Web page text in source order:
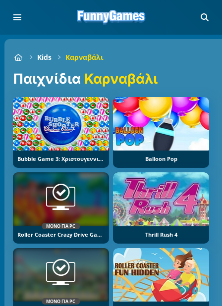
Kids Καρναβάλι
Παιχνίδια Καρναβάλι
Bubble Game 3: Χριστουγεννιάτικη Έκδοση Balloon Pop
ΜΌΝΟ ΓΙΑ PC
Roller Coaster Crazy Drive Game Thrill Rush 4
ΜΌΝΟ ΓΙΑ PC